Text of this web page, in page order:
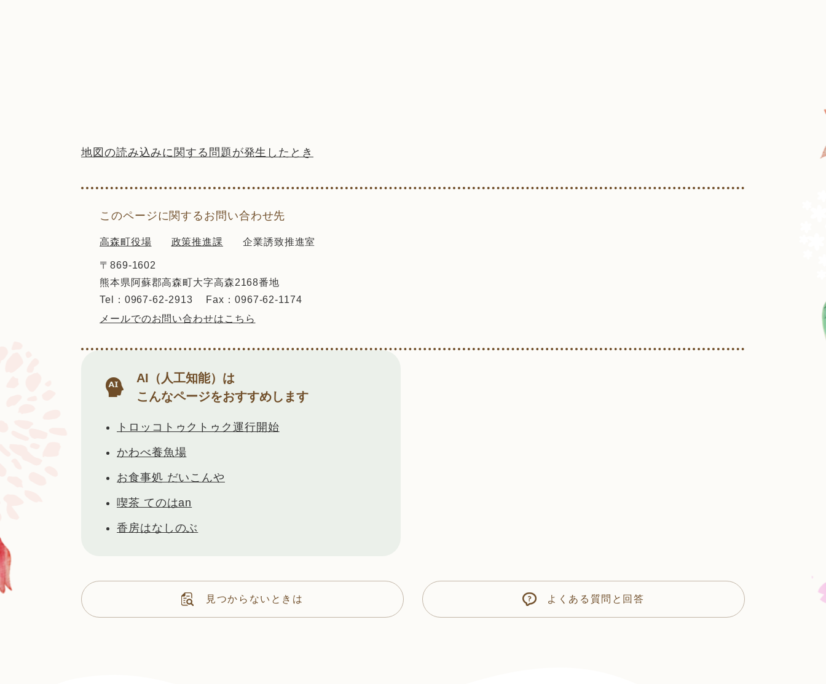
地図の読み込みに関する問題が発生したとき
このページに関するお問い合わせ先
高森町役場 政策推進課 企業誘致推進室
〒869-1602
熊本県阿蘇郡高森町大字高森2168番地
Tel：0967-62-2913
Fax：0967-62-1174
メールでのお問い合わせはこちら
AI（人工知能）は
こんなページをおすすめします
トロッコトゥクトゥク運行開始
かわべ養魚場
お食事処 だいこんや
喫茶 てのはan
香房はなしのぶ
見つからないときは よくある質問と回答